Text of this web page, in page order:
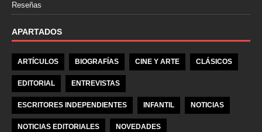
Reseñas
APARTADOS
ARTÍCULOS BIOGRAFÍAS CINE Y ARTE CLÁSICOS
EDITORIAL ENTREVISTAS
ESCRITORES INDEPENDIENTES INFANTIL NOTICIAS
NOTICIAS EDITORIALES NOVEDADES